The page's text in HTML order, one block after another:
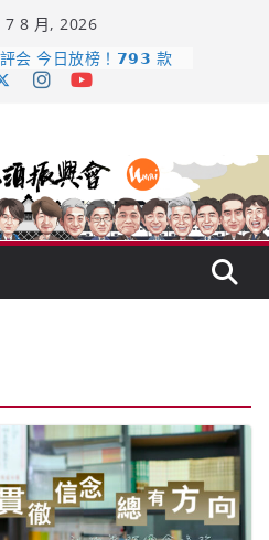
7 8 月, 2026
標示 (GI) 認定一覽表
評会 今日放榜！𝟳𝟵𝟯 款
上市背後的密碼
口說上手 – 山形純米大
傳承 ～ くどき上手